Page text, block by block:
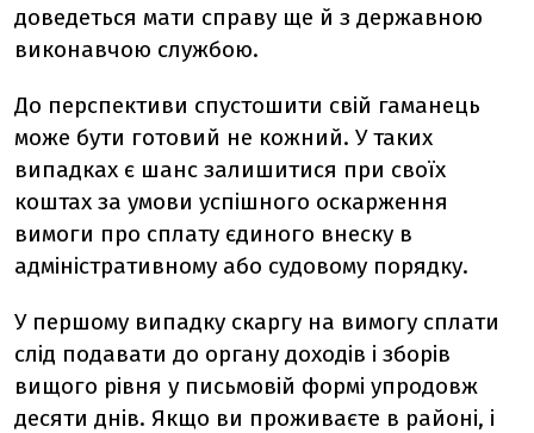
доведеться мати справу ще й з державною
виконавчою службою.
До перспективи спустошити свій гаманець
може бути готовий не кожний. У таких
випадках є шанс залишитися при своїх
коштах за умови успішного оскарження
вимоги про сплату єдиного внеску в
адміністративному або судовому порядку.
У першому випадку скаргу на вимогу сплати
слід подавати до органу доходів і зборів
вищого рівня у письмовій формі упродовж
десяти днів. Якщо ви проживаєте в районі, і